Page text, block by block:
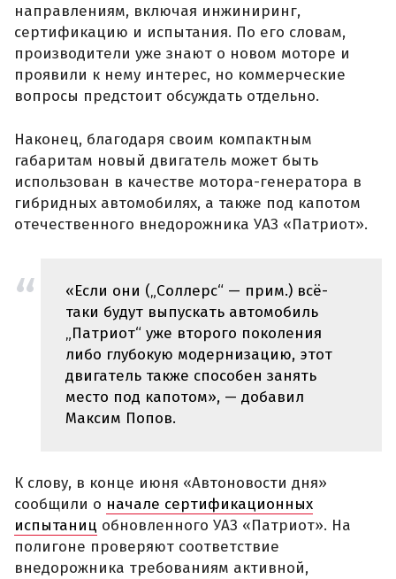
направлениям, включая инжиниринг,
сертификацию и испытания. По его словам,
производители уже знают о новом моторе и
проявили к нему интерес, но коммерческие
вопросы предстоит обсуждать отдельно.
Наконец, благодаря своим компактным
габаритам новый двигатель может быть
использован в качестве мотора-генератора в
гибридных автомобилях, а также под капотом
отечественного внедорожника УАЗ «Патриот».
«Если они („Соллерс“ — прим.) всё-
таки будут выпускать автомобиль
„Патриот“ уже второго поколения
либо глубокую модернизацию, этот
двигатель также способен занять
место под капотом», — добавил
Максим Попов.
К слову, в конце июня «Автоновости дня»
сообщили о начале сертификационных
испытаниц обновленного УАЗ «Патриот». На
полигоне проверяют соответствие
внедорожника требованиям активной,